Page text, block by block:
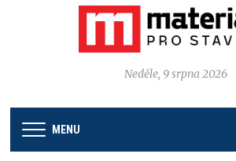
Neděle, 9 srpna 2026
MENU